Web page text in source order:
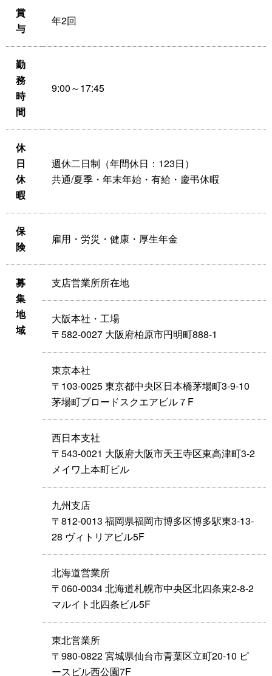
賞
与
年2回
勤
務
時
間
9:00～17:45
休
日
休
暇
週休二日制（年間休日：123日）
共通/夏季・年末年始・有給・慶弔休暇
保
険
雇用・労災・健康・厚生年金
募
集
地
域
支店営業所所在地
大阪本社・工場
〒582-0027 大阪府柏原市円明町888-1
東京本社
〒103-0025 東京都中央区日本橋茅場町3-9-10
茅場町ブロードスクエアビル７F
西日本支社
〒543-0021 大阪府大阪市天王寺区東高津町3-2
メイワ上本町ビル
九州支店
〒812-0013 福岡県福岡市博多区博多駅東3-13-
28 ヴィトリアビル5F
北海道営業所
〒060-0034 北海道札幌市中央区北四条東2-8-2
マルイト北四条ビル5F
東北営業所
〒980-0822 宮城県仙台市青葉区立町20-10 ピ
ースビル西公園7F